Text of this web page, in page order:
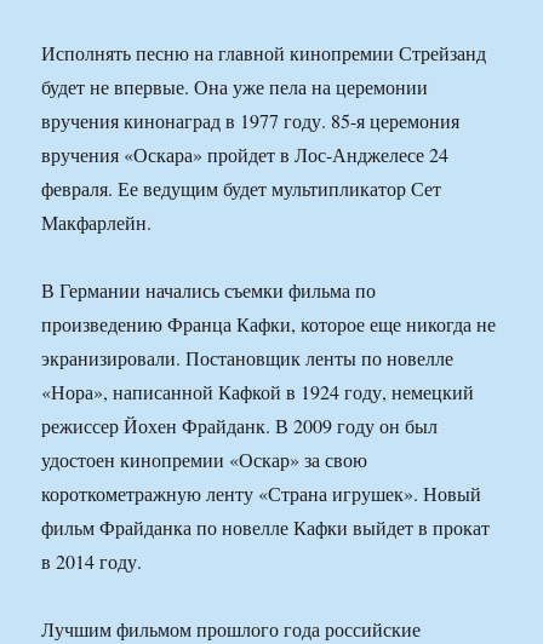
Исполнять песню на главной кинопремии Стрейзанд
будет не впервые. Она уже пела на церемонии
вручения кинонаград в 1977 году. 85-я церемония
вручения «Оскара» пройдет в Лос-Анджелесе 24
февраля. Ее ведущим будет мультипликатор Сет
Макфарлейн.
В Германии начались съемки фильма по
произведению Франца Кафки, которое еще никогда не
экранизировали. Постановщик ленты по новелле
«Нора», написанной Кафкой в 1924 году, немецкий
режиссер Йохен Фрайданк. В 2009 году он был
удостоен кинопремии «Оскар» за свою
короткометражную ленту «Страна игрушек». Новый
фильм Фрайданка по новелле Кафки выйдет в прокат
в 2014 году.
Лучшим фильмом прошлого года российские